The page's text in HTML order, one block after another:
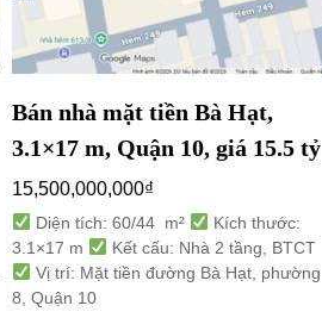
Bán nhà mặt tiền Bà Hạt,
3.1×17 m, Quận 10, giá 15.5 tỷ
15,500,000,000₫
Diện tích: 60/44 m²
Kích thước:
3.1×17 m
Kết cấu: Nhà 2 tầng, BTCT
Vị trí: Mặt tiền đường Bà Hạt, phường
8, Quận 10